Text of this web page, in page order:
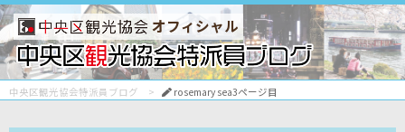
オフィシャル
中央区観光協会特派員ブログ rosemary sea3ページ目